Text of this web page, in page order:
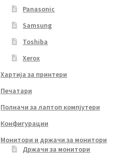
Panasonic
Samsung
Toshiba
Xerox
Хартија за принтери
Печатари
Полначи за лаптоп компјутери
Конфигурации
Монитори и држачи за монитори
Држачи за монитори